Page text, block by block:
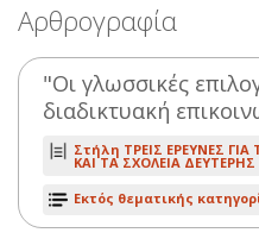
Αρθρογραφία
"Οι γλωσσικές
διαδικτυακή
Στήλη ΤΡΕΙΣ ΕΡΕΥΝΕΣ
ΚΑΙ ΤΑ ΣΧΟΛΕΙΑ ΔΕΥΤΕΡΗΣ
Εκτός θεματικής